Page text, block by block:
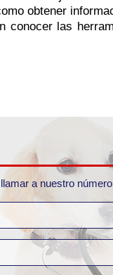
obtener
conocer las
a nuestro